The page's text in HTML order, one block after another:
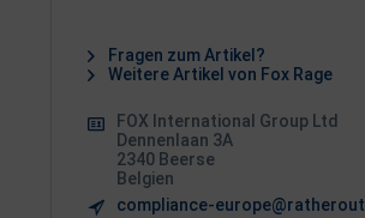
Fragen zum Artikel?
Weitere Artikel von Fox Rage
FOX International Group Ltd
Dennenlaan 3A
2340 Beerse
Belgien
compliance-